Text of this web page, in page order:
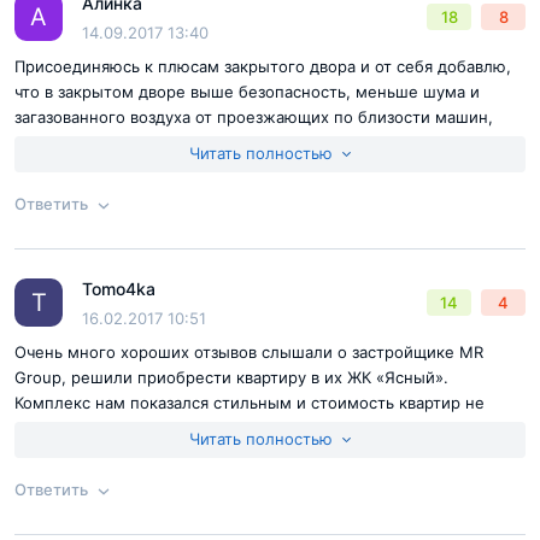
Итак, вернемся к детям. Как уже было сказано, на
территории комплекса построены образовательные
учреждения. Но всем ли они подойдут? Сад
одновременно. Школа ждет 200 учеников, она
начальная (1-4 класс), продолжать образование
Согласен с
А
14.09.2017 13:40
18 8
Присоединяюсь к плюсам закрытого двора и от себя добавлю,
что в закрытом дворе выше безопасность, меньше шума и
загазованного воздуха от проезжающих по близости машин,
Читать полностью
Ответить
Ответ на отзыв
T Tomo4ka
16.02.2017 10:51
14 4
Очень много хороших отзывов слышали о застройщике MR
Group, решили приобрести квартиру в их ЖК «Ясный».
Комплекс нам показался стильным и стоимость квартир не
Читать полностью
Ответить